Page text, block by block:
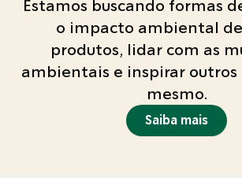
Estamos buscando formas
o impacto ambiental de
produtos, lidar com as
ambientais e inspirar outros
mesmo.
Saiba mais